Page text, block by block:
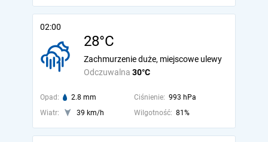
02:00
28°C
Odczuwalna 30°C
Zachmurzenie duże, miejscowe ulewy
Opad: 2.8 mm Ciśnienie: 993 hPa
Wiatr:
39 km/h Wilgotność: 81%